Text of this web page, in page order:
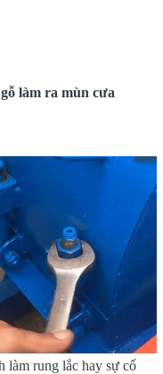
làm ra mùn cưa
làm rung lắc hay sự cố